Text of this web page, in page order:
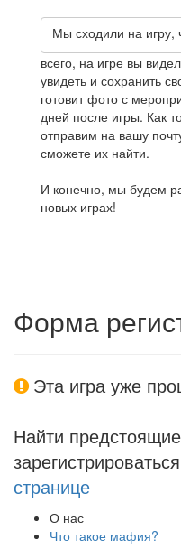
Мы сходили на игру,
всего, на игре вы
увидеть и сохранить
готовит фото с
дней после игры. Как
отправим на вашу
сможете их найти.
И конечно, мы будем
новых играх!
Форма
Эта игра уже
Найти
странице
О нас
Что такое мафия?